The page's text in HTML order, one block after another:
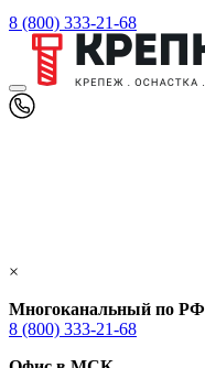
8 (800) 333-21-68
×
Многоканальный по РФ
8 (800) 333‑21-68